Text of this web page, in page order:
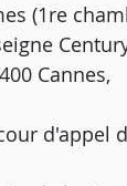
(1re
Cannes,
d'appel